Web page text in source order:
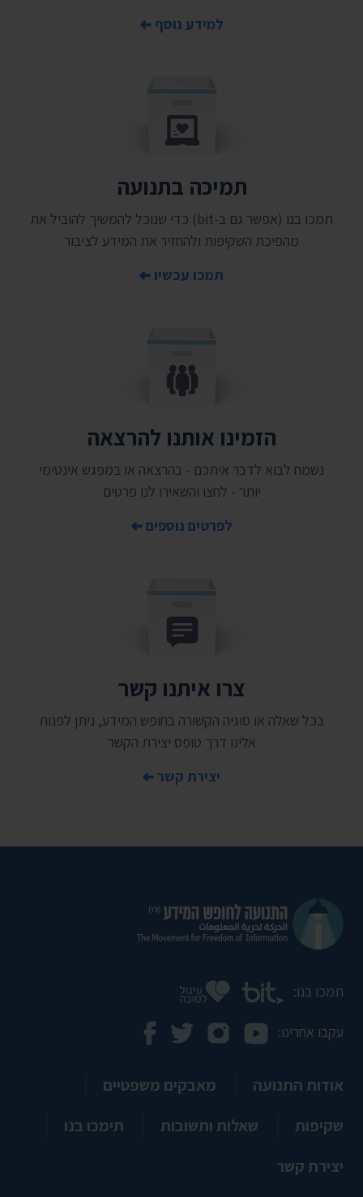
למידע נוסף
תמיכה בתנועה
תמכו בנו (אפשר גם ב-bit) כדי שנוכל להמשיך להוביל את
מהפיכת השקיפות ולהחזיר את המידע לציבור
תמכו עכשיו
הזמינו אותנו להרצאה
נשמח לבוא לדבר איתכם - בהרצאה או במפגש אינטימי
יותר - לחצו והשאירו לנו פרטים
לפרטים נוספים
צרו איתנו קשר
בכל שאלה או סוגיה הקשורה בחופש המידע, ניתן לפנות
אלינו דרך טופס יצירת הקשר
יצירת קשר
תמכו בנו:
עקבו אחרינו:
אודות התנועה
מאבקים משפטיים
שקיפות
שאלות ותשובות
תימכו בנו
יצירת קשר